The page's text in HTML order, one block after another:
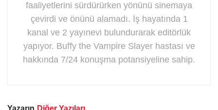
faaliyetlerini sürdürürken yönünü sinemaya
çevirdi ve önünü alamadı. İş hayatında 1
kanal ve 2 yayınevi bulundurarak editörlük
yapıyor. Buffy the Vampire Slayer hastası ve
hakkında 7/24 konuşma potansiyeline sahip.